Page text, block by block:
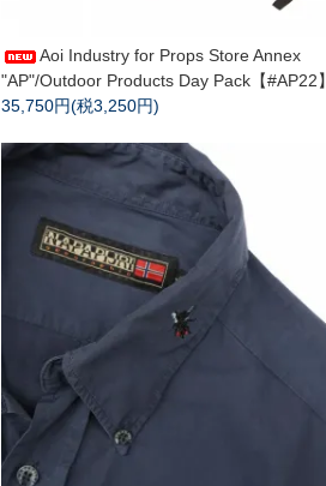
Aoi Industry for Props Store Annex
"AP"/Outdoor Products Day Pack【#AP22】
35,750円(税3,250円)